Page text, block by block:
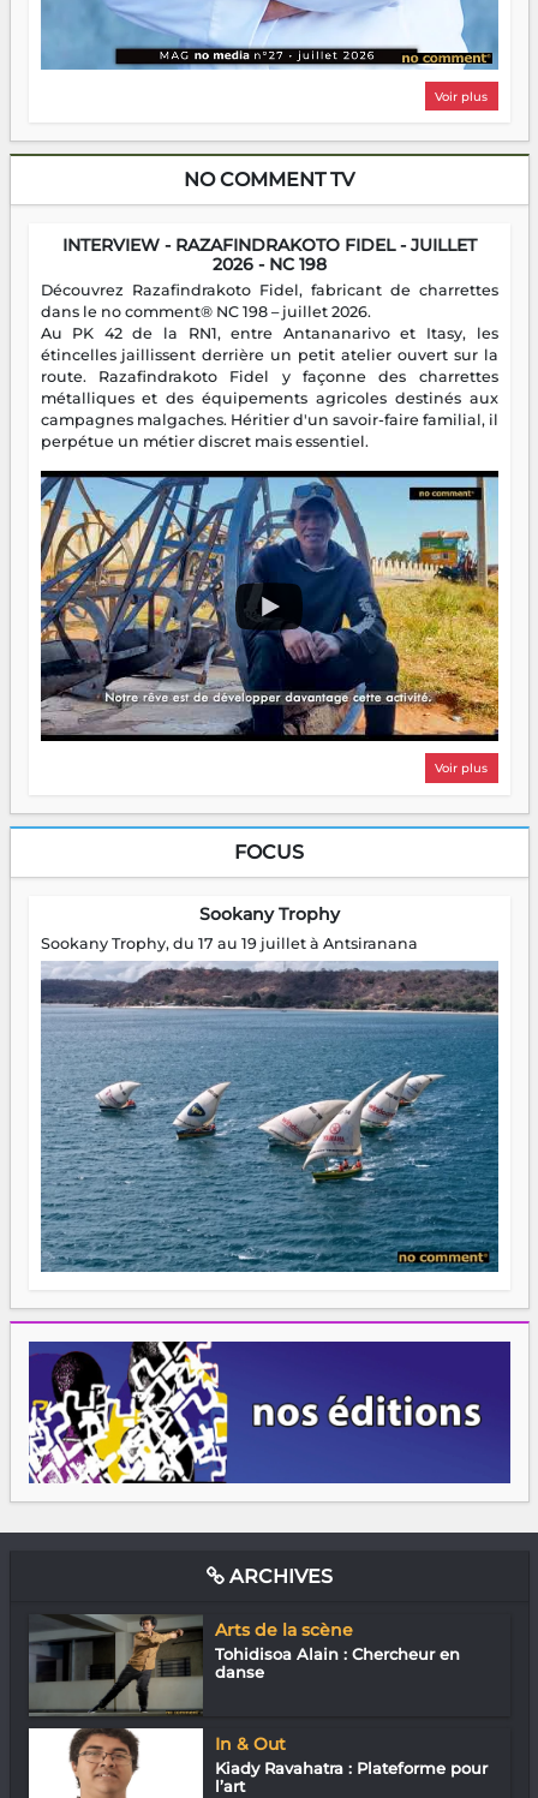
Voir plus
NO COMMENT TV
INTERVIEW - RAZAFINDRAKOTO FIDEL - JUILLET
2026 - NC 198
Découvrez Razafindrakoto Fidel, fabricant de charrettes
dans le no comment® NC 198 – juillet 2026.
Au PK 42 de la RN1, entre Antananarivo et Itasy, les
étincelles jaillissent derrière un petit atelier ouvert sur la
route. Razafindrakoto Fidel y façonne des charrettes
métalliques et des équipements agricoles destinés aux
campagnes malgaches. Héritier d'un savoir-faire familial, il
perpétue un métier discret mais essentiel.
Voir plus
FOCUS
Sookany Trophy
Sookany Trophy, du 17 au 19 juillet à Antsiranana
ARCHIVES
Arts de la scène
Tohidisoa Alain : Chercheur en
danse
In & Out
Kiady Ravahatra : Plateforme pour
l’art